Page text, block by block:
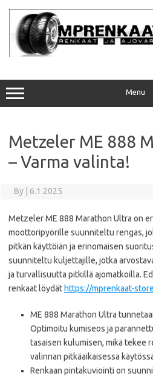
content
Menu
Metzeler ME 888
– Varma valinta!
By 6.1.2025
Metzeler ME 888 Marathon Ultra on
moottoripyörille suunniteltu rengas,
pitkän käyttöiän ja erinomaisen
suunniteltu kuljettajille, jotka
ja turvallisuutta pitkillä ajomatkoilla.
renkaat löydät https://mprenkaat-
ME 888 Marathon Ultra
Optimoitu kumiseos ja
tasaisen kulumisen, mikä tekee
valinnan pitkäaikaisessa
Renkaan pintakuviointi on